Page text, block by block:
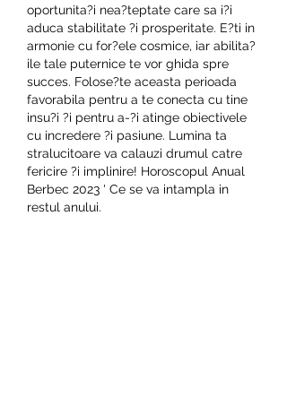
oportunita?i nea?teptate care sa i?i
aduca stabilitate ?i prosperitate. E?ti in
armonie cu for?ele cosmice, iar abilita?
ile tale puternice te vor ghida spre
succes. Folose?te aceasta perioada
favorabila pentru a te conecta cu tine
insu?i ?i pentru a-?i atinge obiectivele
cu incredere ?i pasiune. Lumina ta
stralucitoare va calauzi drumul catre
fericire ?i implinire! Horoscopul Anual
Berbec 2023 ' Ce se va intampla in
restul anului.